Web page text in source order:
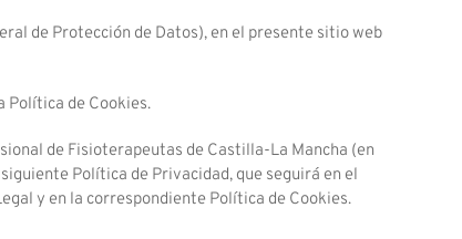
de Protección de Datos), en el presente sitio web
Política de Cookies.
de Fisioterapeutas de Castilla-La Mancha (en
Política de Privacidad, que seguirá en el
y en la correspondiente Política de Cookies.